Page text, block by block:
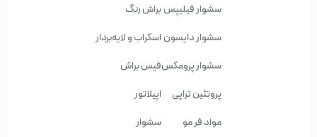
سشوار فیلیپس
سشوار دایسون
سشوار پرومکس
پروتئین تراپی
مواد فر مو
براش رنگ
اسکراب و لایه‌بردار
فیس براش
اپیلاتور
سشوار